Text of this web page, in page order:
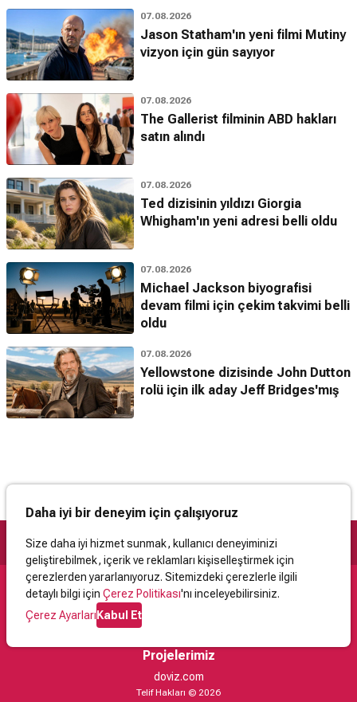
07.08.2026
Jason Statham'ın yeni filmi Mutiny
vizyon için gün sayıyor
07.08.2026
The Gallerist filminin ABD hakları
satın alındı
07.08.2026
Ted dizisinin yıldızı Giorgia
Whigham'ın yeni adresi belli oldu
07.08.2026
Michael Jackson biyografisi
devam filmi için çekim takvimi belli
oldu
07.08.2026
Yellowstone dizisinde John Dutton
rolü için ilk aday Jeff Bridges'mış
Daha iyi bir deneyim için çalışıyoruz
Size daha iyi hizmet sunmak, kullanıcı deneyiminizi
geliştirebilmek, içerik ve reklamları kişiselleştirmek için
çerezlerden yararlanıyoruz. Sitemizdeki çerezlerle ilgili
detaylı bilgi için Çerez Politikası'nı inceleyebilirsiniz.
Çerez AyarlarıKabul Et
Destek
İletişimYardımKullanıcı Sözleşmesi
Projelerimiz
doviz.com
Telif Hakları © 2026